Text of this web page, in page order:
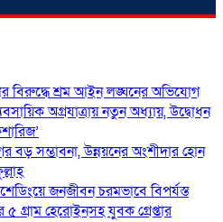
বিরুদ্ধে শ্রম আইন লঙ্ঘনের অভিযোগ
অগ্রযাত্রায় নতুন অধ্যায়, উদ্বোধন
বড় সম্ভাবনা, উন্নয়নের অংশীদার হোন
জনজীবন চরমভাবে বিপর্যস্ত
৫ গ্রাম হেরোইনসহ যুবক গ্রেপ্তার